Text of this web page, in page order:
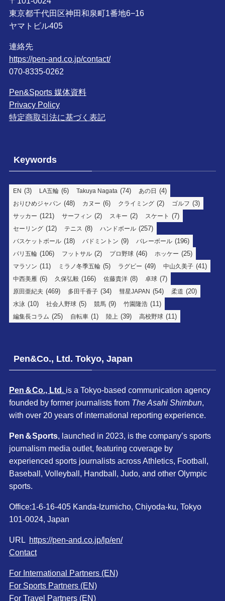
東京都千代田区神田和泉町1番地6−16
ヤマトビル405
連絡先
https://pen-and.co.jp/contact/
070-8335-0262
Pen&Sports 媒体資料
Privacy Policy
特定商取引法に基づく表記
Keywords
EN (3) LA五輪 (6) Takuya Nagata (74) あの日 (4)
おりひめジャパン (48) カヌー (6) クライミング (2) ゴルフ (3)
サッカー (121) サーフィン (2) スキー (2) スケート (7)
セーリング (12) テニス (8) ハンドボール (257)
バスケットボール (18) バドミントン (9) バレーボール (196)
パリ五輪 (106) フットサル (2) プロ野球 (46) ホッケー (25)
マラソン (11) ミラノ冬季五輪 (5) ラグビー (49) 中山久美子 (41)
中西美雁 (6) 久保弘毅 (166) 佐藤貴洋 (8) 卓球 (7)
原田亜紀夫 (469) 多田千香子 (34) 彗星JAPAN (54) 柔道 (20)
水泳 (10) 社会人野球 (5) 競馬 (9) 竹園隆浩 (11)
編集長コラム (25) 自転車 (1) 陸上 (39) 高校野球 (11)
Pen&Co., Ltd. Tokyo, Japan
Pen＆Co., Ltd. is a Tokyo-based communication agency
founded by former journalists from The Asahi Shimbun,
with over 20 years of international reporting experience.
Pen＆Sports, launched in 2023, is the company’s sports
journalism media outlet, featuring coverage by
experienced sports journalists across Athletics, Football,
Baseball, Volleyball, Handball, Judo, and other Olympic
sports.
Office:1-6-16-405 Kanda-Izumicho, Chiyoda-ku, Tokyo
101-0024, Japan
URL https://pen-and.co.jp/lp/en/
Contact
For International Partners (EN)
For Sports Partners (EN)
For Travel Partners (EN)